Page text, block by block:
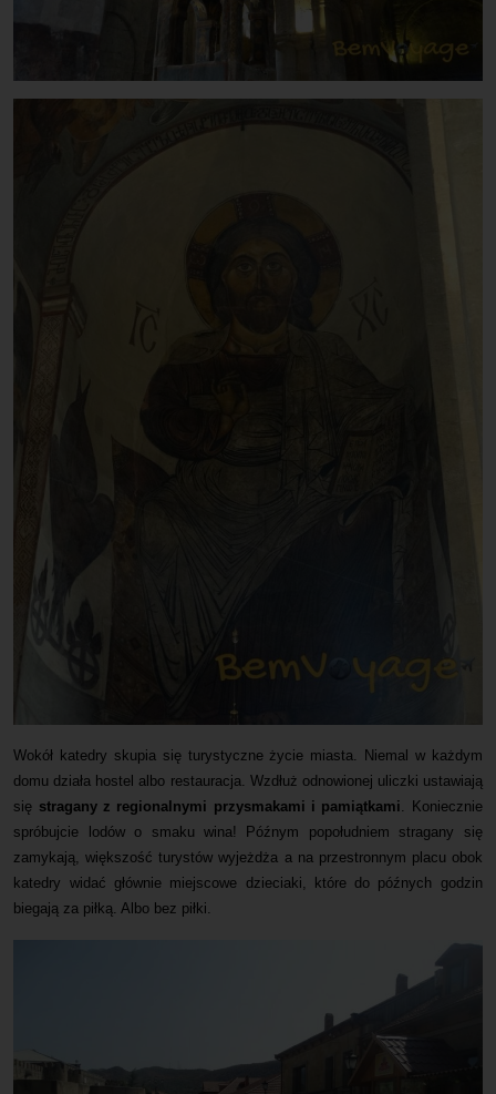
Wokół katedry skupia się turystyczne życie miasta. Niemal w każdym
domu działa hostel albo restauracja. Wzdłuż odnowionej uliczki ustawiają
się stragany z regionalnymi przysmakami i pamiątkami. Koniecznie
spróbujcie lodów o smaku wina! Późnym popołudniem stragany się
zamykają, większość turystów wyjeżdża a na przestronnym placu obok
katedry widać głównie miejscowe dzieciaki, które do późnych godzin
biegają za piłką. Albo bez piłki.